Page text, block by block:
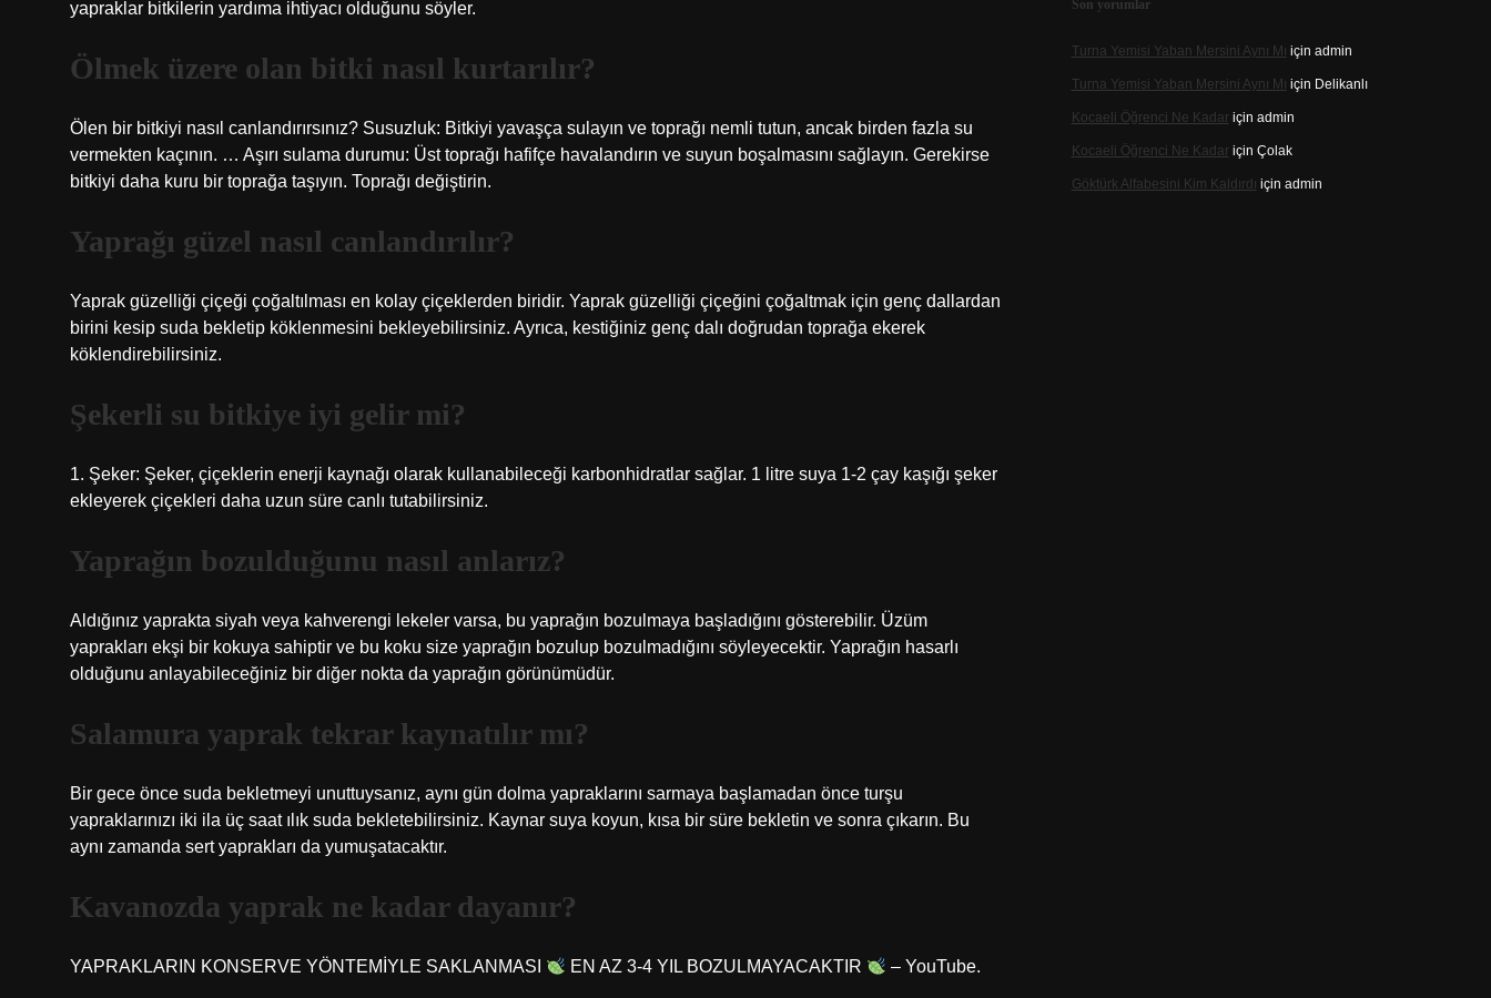
yapraklar bitkilerin yardıma ihtiyacı olduğunu söyler.
Ölmek üzere olan bitki nasıl kurtarılır?
Ölen bir bitkiyi nasıl canlandırırsınız? Susuzluk: Bitkiyi yavaşça sulayın ve toprağı nemli tutun, ancak birden fazla su
vermekten kaçının. … Aşırı sulama durumu: Üst toprağı hafifçe havalandırın ve suyun boşalmasını sağlayın. Gerekirse
bitkiyi daha kuru bir toprağa taşıyın. Toprağı değiştirin.
Yaprağı güzel nasıl canlandırılır?
Yaprak güzelliği çiçeği çoğaltılması en kolay çiçeklerden biridir. Yaprak güzelliği çiçeğini çoğaltmak için genç dallardan
birini kesip suda bekletip köklenmesini bekleyebilirsiniz. Ayrıca, kestiğiniz genç dalı doğrudan toprağa ekerek
köklendirebilirsiniz.
Şekerli su bitkiye iyi gelir mi?
1. Şeker: Şeker, çiçeklerin enerji kaynağı olarak kullanabileceği karbonhidratlar sağlar. 1 litre suya 1-2 çay kaşığı şeker
ekleyerek çiçekleri daha uzun süre canlı tutabilirsiniz.
Yaprağın bozulduğunu nasıl anlarız?
Aldığınız yaprakta siyah veya kahverengi lekeler varsa, bu yaprağın bozulmaya başladığını gösterebilir. Üzüm
yaprakları ekşi bir kokuya sahiptir ve bu koku size yaprağın bozulup bozulmadığını söyleyecektir. Yaprağın hasarlı
olduğunu anlayabileceğiniz bir diğer nokta da yaprağın görünümüdür.
Salamura yaprak tekrar kaynatılır mı?
Bir gece önce suda bekletmeyi unuttuysanız, aynı gün dolma yapraklarını sarmaya başlamadan önce turşu
yapraklarınızı iki ila üç saat ılık suda bekletebilirsiniz. Kaynar suya koyun, kısa bir süre bekletin ve sonra çıkarın. Bu
aynı zamanda sert yaprakları da yumuşatacaktır.
Kavanozda yaprak ne kadar dayanır?
YAPRAKLARIN KONSERVE YÖNTEMİYLE SAKLANMASI EN AZ 3-4 YIL BOZULMAYACAKTIR – YouTube.
Son yorumlar
Turna Yemisi Yaban Mersini Aynı Mı için admin
Turna Yemisi Yaban Mersini Aynı Mı için Delikanlı
Kocaeli Öğrenci Ne Kadariçin admin
Kocaeli Öğrenci Ne Kadariçin Çolak
Göktürk Alfabesini Kim Kaldırdı için admin